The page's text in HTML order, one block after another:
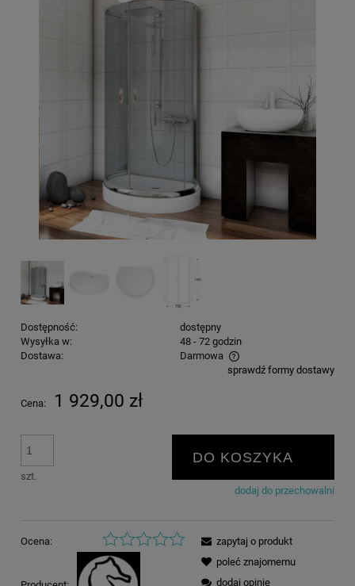
Dostępność:
dostępny
Wysyłka w:
48 - 72 godzin
Dostawa:
Darmowa
Cena nie zawiera ewentualnych kosztów płatnościsprawdź formy dostawy
Cena: 1 929,00 zł
szt.
DO KOSZYKA
dodaj do przechowalni
Ocena:
zapytaj o produkt
poleć znajomemu
dodaj opinię